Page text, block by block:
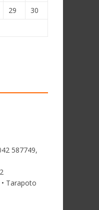
29
30
587749,
• Tarapoto